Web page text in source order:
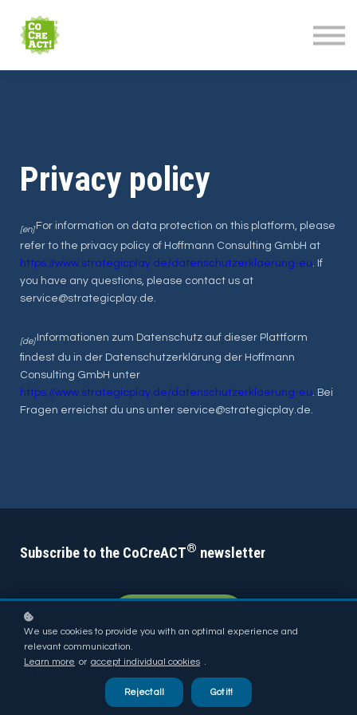
Sign in
Privacy policy
[en]For information on data protection on this platform, please
refer to the privacy policy of Hoffmann Consulting GmbH at
https://www.strategicplay.de/datenschutzerklaerung-eu . If
you have any questions, please contact us at
service@strategicplay.de.
[de] Informationen zum Datenschutz auf dieser Plattform
findest du in der Datenschutzerklärung der Hoffmann
Consulting GmbH unter
https://www.strategicplay.de/datenschutzerklaerung-eu. Bei
Fragen erreichst du uns unter service@strategicplay.de.
Subscribe to the CoCreACT® newsletter
Pages
We use cookies to provide you with an optimal experience and
relevant communication.
Learn more or accept individual cookies .
Reject all Got it!